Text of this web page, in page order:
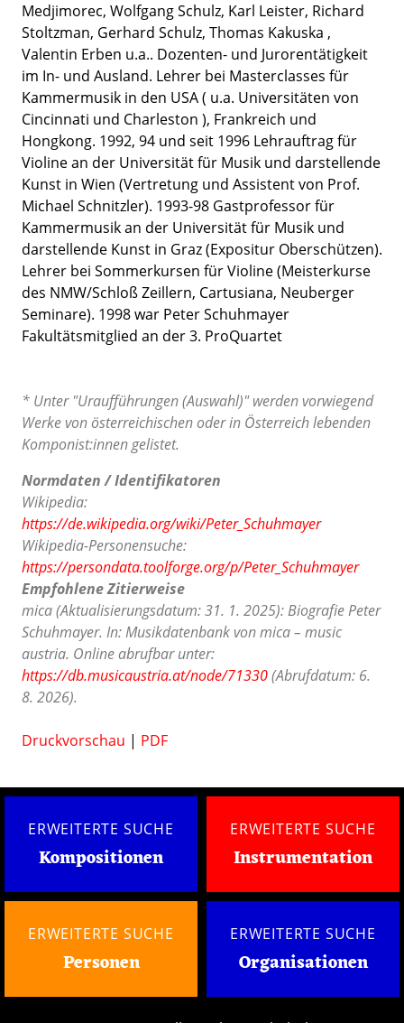
Medjimorec, Wolfgang Schulz, Karl Leister, Richard
Stoltzman, Gerhard Schulz, Thomas Kakuska ,
Valentin Erben u.a.. Dozenten- und Jurorentätigkeit
im In- und Ausland. Lehrer bei Masterclasses für
Kammermusik in den USA ( u.a. Universitäten von
Cincinnati und Charleston ), Frankreich und
Hongkong. 1992, 94 und seit 1996 Lehrauftrag für
Violine an der Universität für Musik und darstellende
Kunst in Wien (Vertretung und Assistent von Prof.
Michael Schnitzler). 1993-98 Gastprofessor für
Kammermusik an der Universität für Musik und
darstellende Kunst in Graz (Expositur Oberschützen).
Lehrer bei Sommerkursen für Violine (Meisterkurse
des NMW/Schloß Zeillern, Cartusiana, Neuberger
Seminare). 1998 war Peter Schuhmayer
Fakultätsmitglied an der 3. ProQuartet
* Unter "Uraufführungen (Auswahl)" werden vorwiegend
Werke von österreichischen oder in Österreich lebenden
Komponist:innen gelistet.
Normdaten / Identifikatoren
Wikipedia:
https://de.wikipedia.org/wiki/Peter_Schuhmayer
Wikipedia-Personensuche:
https://persondata.toolforge.org/p/Peter_Schuhmayer
Empfohlene Zitierweise
mica (Aktualisierungsdatum: 31. 1. 2025): Biografie Peter
Schuhmayer. In: Musikdatenbank von mica – music
austria. Online abrufbar unter:
https://db.musicaustria.at/node/71330(Abrufdatum: 6.
8. 2026).
Druckvorschau | PDF
ERWEITERTE SUCHE
Kompositionen
ERWEITERTE SUCHE
Instrumentation
ERWEITERTE SUCHE
Personen
ERWEITERTE SUCHE
Organisationen